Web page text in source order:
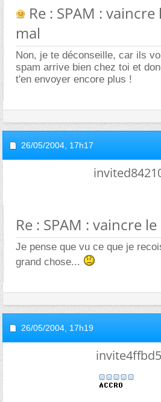
Re : SPAM :
mal
Non, je te déconseille, car ils
spam arrive bien chez toi et
t'en envoyer encore plus !
26/05/2004, 17h17
Re : SPAM : vaincre
Je pense que vu ce que je
grand chose...
26/05/2004, 17h19